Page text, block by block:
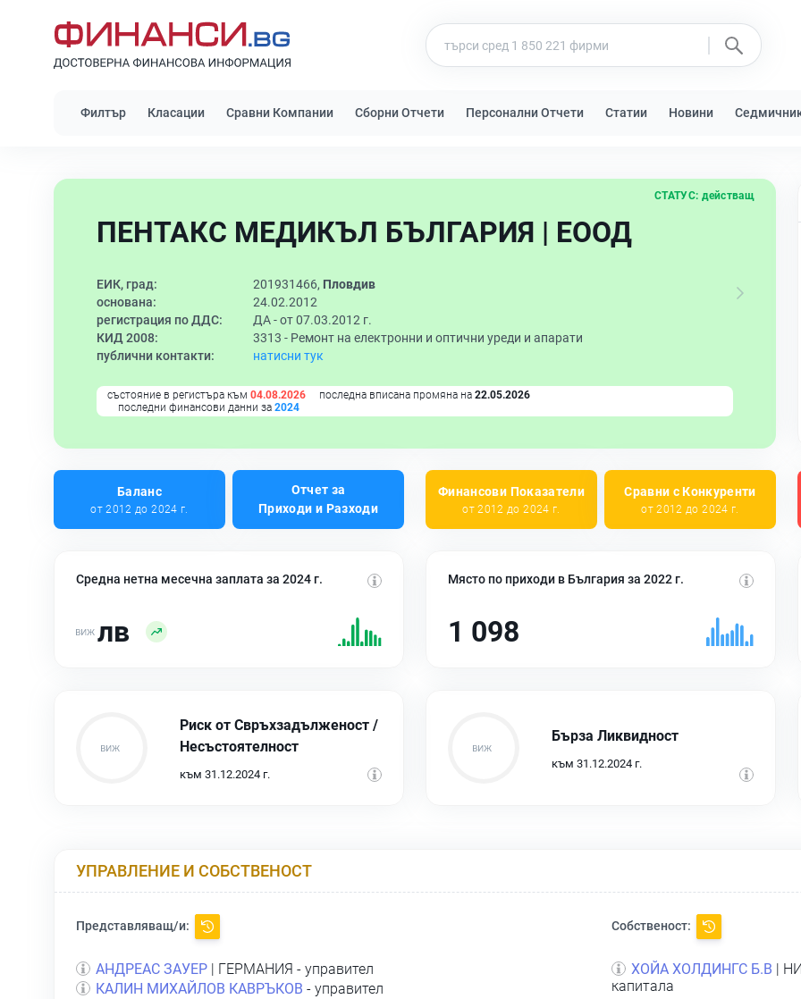
Филтър Класации Сравни Компании Сборни Отчети Персонални Отчети Статии Новини
ПЕНТАКС МЕДИКЪЛ БЪЛГАРИЯ | ЕООД
СТАТУС: действащ
ЕИК, град: 201931466, Пловдив
основана:
24.02.2012
регистрация по ДДС:
ДА - от 07.03.2012 г.
КИД 2008:
3313 - Ремонт на електронни и оптични уреди и апарати
публични контакти:
натисни тук
състояние в регистъра към 04.08.2026 последна вписана промяна на 22.05.2026
последни финансови данни за 2024
Баланс
от 2012 до 2024 г.
Отчет за
Приходи и Разходи
Финансови Показатели
от 2012 до 2024 г.
Сравни с Конкуренти
от 2012 до 2024 г.
Средна нетна месечна заплата за 2024 г.
лв
Място по приходи в България за 2022 г.
1 098
Риск от Свръхзадълженост /
Несъстоятелност
към 31.12.2024 г.
Бърза Ликвидност
към 31.12.2024 г.
УПРАВЛЕНИЕ И СОБСТВЕНОСТ
Представляващ/и:
АНДРЕАС ЗАУЕР | ГЕРМАНИЯ - управител
КАЛИН МИХАЙЛОВ КАВРЪКОВ - управител
Собственост:
ХОЙА ХОЛДИНГС Б.В |
капитала